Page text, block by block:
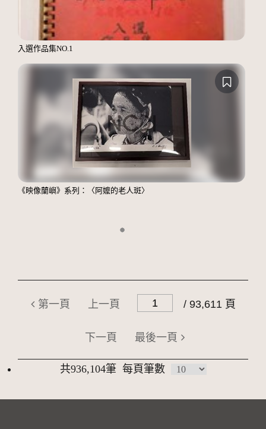
入選作品集NO.1
《映像蘭嶼》系列：〈阿嬤的老人斑〉
第一頁 上一頁 / 93,611 頁
下一頁 最後一頁
共936,104筆 每頁筆數